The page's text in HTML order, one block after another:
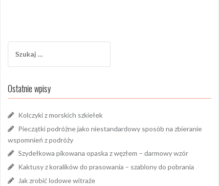
Ostatnie wpisy
Kolczyki z morskich szkiełek
Pieczątki podróżne jako niestandardowy sposób na zbieranie
wspomnień z podróży
Szydełkowa pikowana opaska z węzłem – darmowy wzór
Kaktusy z koralików do prasowania – szablony do pobrania
Jak zrobić lodowe witraże